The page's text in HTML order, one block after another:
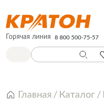
Горячая линия 8 800 500-75-57
Главная Каталог